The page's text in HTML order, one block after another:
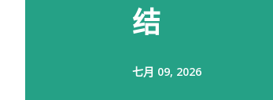
结
七月 09, 2026